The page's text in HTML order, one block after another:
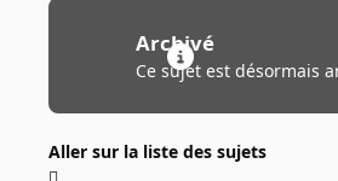
Archivé
Ce sujet est désormais
Aller sur la liste des sujets